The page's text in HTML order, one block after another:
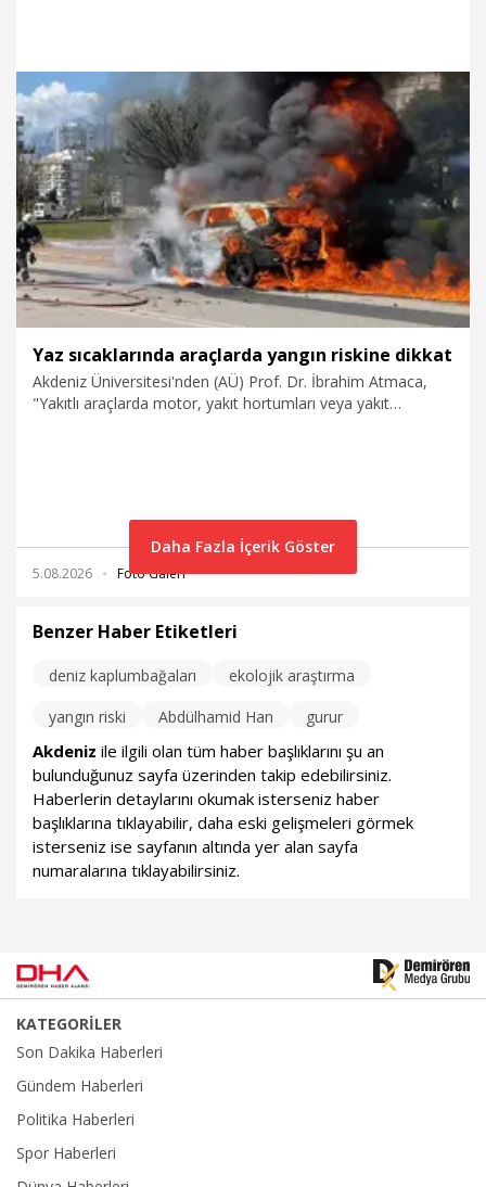
5.08.2026 Video
Yaz sıcaklarında araçlarda yangın riskine dikkat
Akdeniz Üniversitesi'nden (AÜ) Prof. Dr. İbrahim Atmaca,
"Yakıtlı araçlarda motor, yakıt hortumları veya yakıt
5.08.2026 Foto Galeri
Daha Fazla İçerik Göster
Benzer Haber Etiketleri
deniz kaplumbağaları
ekolojik araştırma
yangın riski
Abdülhamid Han gurur
Akdeniz ile ilgili olan tüm haber başlıklarını şu an
bulunduğunuz sayfa üzerinden takip edebilirsiniz.
Haberlerin detaylarını okumak isterseniz haber
başlıklarına tıklayabilir, daha eski gelişmeleri görmek
isterseniz ise sayfanın altında yer alan sayfa
numaralarına tıklayabilirsiniz.
KATEGORİLER
Son Dakika Haberleri
Gündem Haberleri
Politika Haberleri
Spor Haberleri